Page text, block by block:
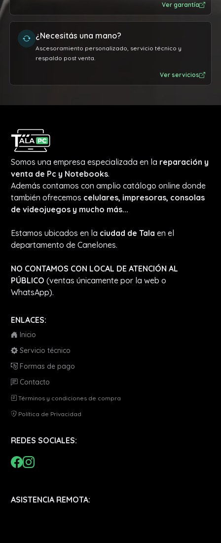
Ver garantía
¿Necesitás una mano?
Ascesoramiento personalizado, servicio técnico y
respaldo post venta.
Ver servicios
Somos una empresa especializada en la reparación y
venta de Pc y Notebooks.
Además contamos con amplio catálogo online donde
también ofrecemos celulares, impresoras, consolas
de videojuegos y mucho más...
Estamos ubicados en la ciudad de Tala en el
departamento de Canelones.
NO CONTAMOS CON LOCAL DE ATENCIÓN AL
PÚBLICO (ventas únicamente por la web o
WhatsApp).
ENLACES:
Inicio
Servicio técnico
Formas de pago
Contacto
Términos y condiciones de compra
Política de Privacidad
REDES SOCIALES:
ASISTENCIA REMOTA: